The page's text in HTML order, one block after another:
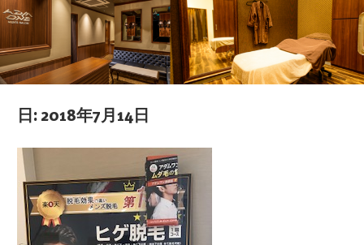
プ
日: 2018年7月14日